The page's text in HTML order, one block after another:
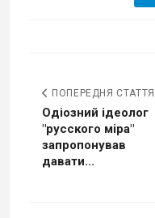
ПОПЕРЕДНЯ СТАТТЯ
Одіозний ідеолог
"русского міра"
запропонував
давати...